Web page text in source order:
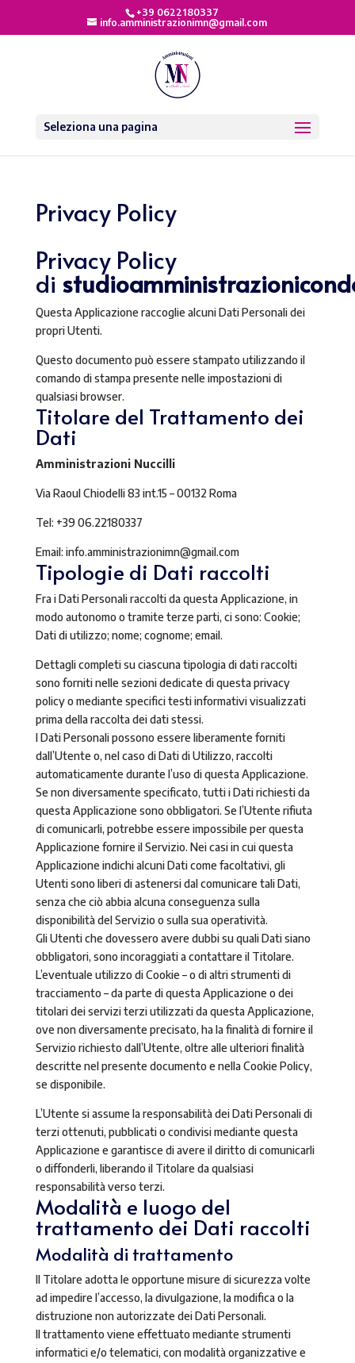
+39 0622180337
info.amministrazionimn@gmail.com
Seleziona una pagina
Privacy Policy
Privacy Policy
di
Questa Applicazione raccoglie alcuni Dati Personali dei
propri Utenti.
Questo documento può essere stampato utilizzando il
comando di stampa presente nelle impostazioni di
qualsiasi browser.
Titolare del Trattamento dei
Dati
Amministrazioni Nuccilli
Via Raoul Chiodelli 83 int.15 – 00132 Roma
Tel: +39 06.22180337
Email: info.amministrazionimn@gmail.com
Tipologie di Dati raccolti
Fra i Dati Personali raccolti da questa Applicazione, in
modo autonomo o tramite terze parti, ci sono: Cookie;
Dati di utilizzo; nome; cognome; email.
Dettagli completi su ciascuna tipologia di dati raccolti
sono forniti nelle sezioni dedicate di questa privacy
policy o mediante specifici testi informativi visualizzati
prima della raccolta dei dati stessi.
I Dati Personali possono essere liberamente forniti
dall’Utente o, nel caso di Dati di Utilizzo, raccolti
automaticamente durante l’uso di questa Applicazione.
Se non diversamente specificato, tutti i Dati richiesti da
questa Applicazione sono obbligatori. Se l’Utente rifiuta
di comunicarli, potrebbe essere impossibile per questa
Applicazione fornire il Servizio. Nei casi in cui questa
Applicazione indichi alcuni Dati come facoltativi, gli
Utenti sono liberi di astenersi dal comunicare tali Dati,
senza che ciò abbia alcuna conseguenza sulla
disponibilità del Servizio o sulla sua operatività.
Gli Utenti che dovessero avere dubbi su quali Dati siano
obbligatori, sono incoraggiati a contattare il Titolare.
L’eventuale utilizzo di Cookie – o di altri strumenti di
tracciamento – da parte di questa Applicazione o dei
titolari dei servizi terzi utilizzati da questa Applicazione,
ove non diversamente precisato, ha la finalità di fornire il
Servizio richiesto dall’Utente, oltre alle ulteriori finalità
descritte nel presente documento e nella Cookie Policy,
se disponibile.
L’Utente si assume la responsabilità dei Dati Personali di
terzi ottenuti, pubblicati o condivisi mediante questa
Applicazione e garantisce di avere il diritto di comunicarli
o diffonderli, liberando il Titolare da qualsiasi
responsabilità verso terzi.
Modalità e luogo del
trattamento dei Dati raccolti
Modalità di trattamento
Il Titolare adotta le opportune misure di sicurezza volte
ad impedire l’accesso, la divulgazione, la modifica o la
distruzione non autorizzate dei Dati Personali.
Il trattamento viene effettuato mediante strumenti
informatici e/o telematici, con modalità organizzative e